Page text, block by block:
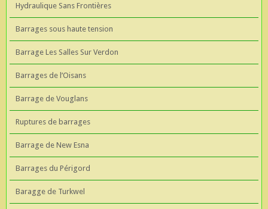
Hydraulique Sans Frontières
Barrages sous haute tension
Barrage Les Salles Sur Verdon
Barrages de l’Oisans
Barrage de Vouglans
Ruptures de barrages
Barrage de New Esna
Barrages du Périgord
Baragge de Turkwel